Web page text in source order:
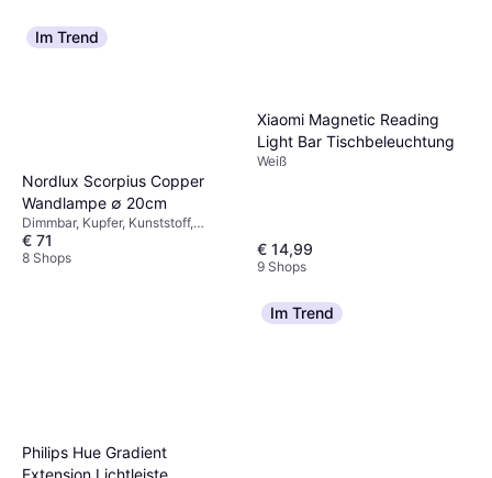
Im Trend
Nordlux Scorpius Copper
Wandlampe ∅ 20cm
Dimmbar, Kupfer, Kunststoff,
Metall, IP-Schutzart: IP23,
Lampensockel: E14
€ 71
8 Shops
Xiaomi Magnetic Reading
Light Bar Tischbeleuchtung
Weiß
€ 14,99
9 Shops
Philips Hue Gradient
Im Trend